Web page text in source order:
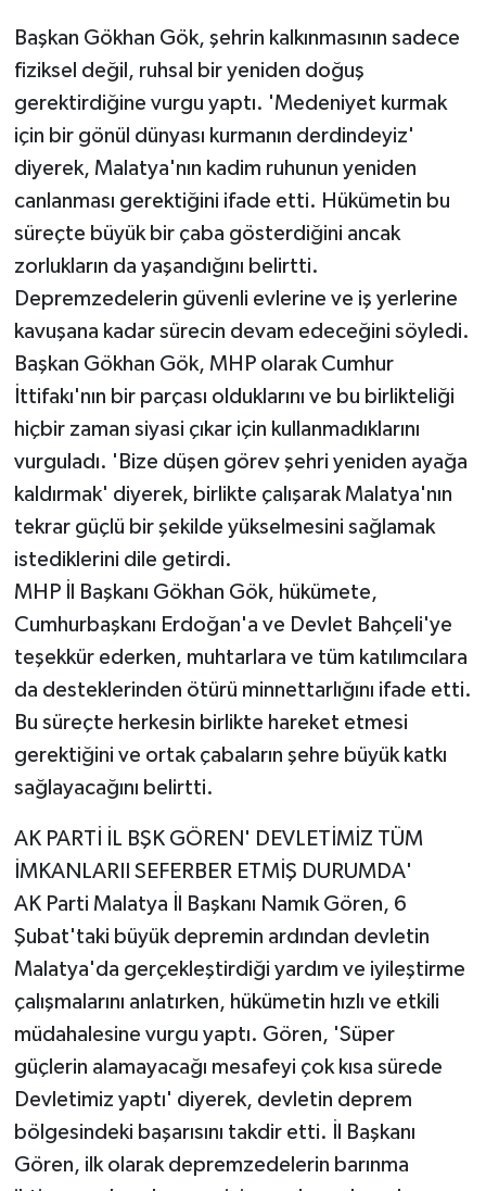
Başkan Gökhan Gök, şehrin kalkınmasının sadece
fiziksel değil, ruhsal bir yeniden doğuş
gerektirdiğine vurgu yaptı. 'Medeniyet kurmak
için bir gönül dünyası kurmanın derdindeyiz'
diyerek, Malatya'nın kadim ruhunun yeniden
canlanması gerektiğini ifade etti. Hükümetin bu
süreçte büyük bir çaba gösterdiğini ancak
zorlukların da yaşandığını belirtti.
Depremzedelerin güvenli evlerine ve iş yerlerine
kavuşana kadar sürecin devam edeceğini söyledi.
Başkan Gökhan Gök, MHP olarak Cumhur
İttifakı'nın bir parçası olduklarını ve bu birlikteliği
hiçbir zaman siyasi çıkar için kullanmadıklarını
vurguladı. 'Bize düşen görev şehri yeniden ayağa
kaldırmak' diyerek, birlikte çalışarak Malatya'nın
tekrar güçlü bir şekilde yükselmesini sağlamak
istediklerini dile getirdi.
MHP İl Başkanı Gökhan Gök, hükümete,
Cumhurbaşkanı Erdoğan'a ve Devlet Bahçeli'ye
teşekkür ederken, muhtarlara ve tüm katılımcılara
da desteklerinden ötürü minnettarlığını ifade etti.
Bu süreçte herkesin birlikte hareket etmesi
gerektiğini ve ortak çabaların şehre büyük katkı
sağlayacağını belirtti.
AK PARTİ İL BŞK GÖREN' DEVLETİMİZ TÜM
İMKANLARII SEFERBER ETMİŞ DURUMDA'
AK Parti Malatya İl Başkanı Namık Gören, 6
Şubat'taki büyük depremin ardından devletin
Malatya'da gerçekleştirdiği yardım ve iyileştirme
çalışmalarını anlatırken, hükümetin hızlı ve etkili
müdahalesine vurgu yaptı. Gören, 'Süper
güçlerin alamayacağı mesafeyi çok kısa sürede
Devletimiz yaptı' diyerek, devletin deprem
bölgesindeki başarısını takdir etti. İl Başkanı
Gören, ilk olarak depremzedelerin barınma